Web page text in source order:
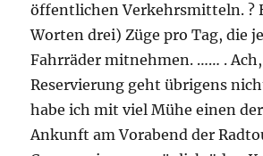
öffentlichen Verkehrsmitteln. ?
Worten drei) Züge pro Tag, die
Fahrräder mitnehmen. …… .
Reservierung geht übrigens
habe ich mit viel Mühe einen
Ankunft am Vorabend der